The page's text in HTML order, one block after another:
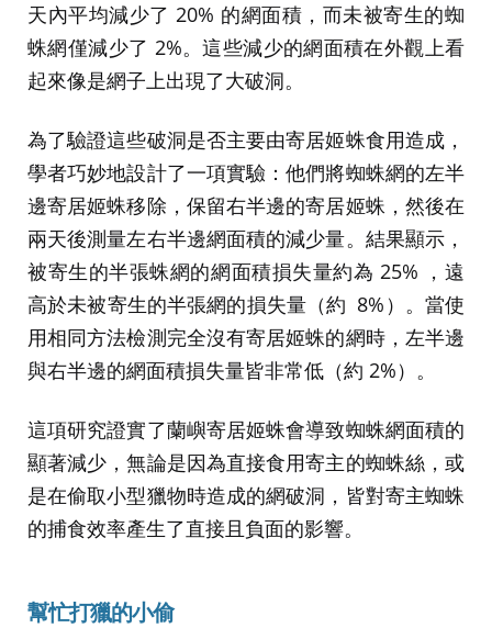
天內平均減少了 20% 的網面積，而未被寄生的蜘
蛛網僅減少了 2%。這些減少的網面積在外觀上看
起來像是網子上出現了大破洞。
為了驗證這些破洞是否主要由寄居姬蛛食用造成，
學者巧妙地設計了一項實驗：他們將蜘蛛網的左半
邊寄居姬蛛移除，保留右半邊的寄居姬蛛，然後在
兩天後測量左右半邊網面積的減少量。結果顯示，
被寄生的半張蛛網的網面積損失量約為 25% ，遠
高於未被寄生的半張網的損失量（約 8%）。當使
用相同方法檢測完全沒有寄居姬蛛的網時，左半邊
與右半邊的網面積損失量皆非常低（約 2%）。
這項研究證實了蘭嶼寄居姬蛛會導致蜘蛛網面積的
顯著減少，無論是因為直接食用寄主的蜘蛛絲，或
是在偷取小型獵物時造成的網破洞，皆對寄主蜘蛛
的捕食效率產生了直接且負面的影響。
幫忙打獵的小偷